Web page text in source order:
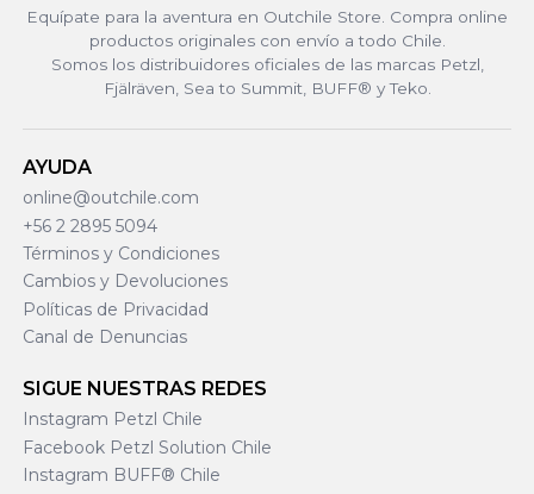
Equípate para la aventura en Outchile Store. Compra online
productos originales con envío a todo Chile.
Somos los distribuidores oficiales de las marcas Petzl,
Fjälräven, Sea to Summit, BUFF® y Teko.
AYUDA
online@outchile.com
+56 2 2895 5094
Términos y Condiciones
Cambios y Devoluciones
Políticas de Privacidad
Canal de Denuncias
SIGUE NUESTRAS REDES
Instagram Petzl Chile
Facebook Petzl Solution Chile
Instagram BUFF® Chile